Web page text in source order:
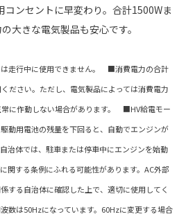
コンセントに早変わり。合計1500Wま
大きな電気製品も安心です。
は走行中に使用できません。 ■消費電力の合計
ださい。ただし、電気製品によっては消費電力
常に作動しない場合があります。 ■HV給電モー
動用電池の残量を下回ると、自動でエンジンが
治体では、駐車または停車中にエンジンを始動
関する条例にふれる可能性があります。AC外部
する自治体に確認した上で、適切に使用してく
は50Hzになっています。60Hzに変更する場合